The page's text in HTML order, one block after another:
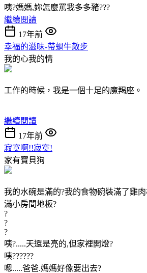
咦?媽媽,妳怎麼罵我多多豬???
繼續閱讀
17年前
幸福的滋味-帶蝸牛散步
我的心我的情
工作的時候，我是一個十足的魔羯座。
繼續閱讀
17年前
寂寞啊!!寂寞!
家有寶貝狗
我的水碗是滿的?我的食物碗裝滿了雞
滿小房間地板?
?
?
?
咦?.....天還是亮的,但家裡開燈?
咦??????
嗯.....爸爸.媽媽好像要出去?